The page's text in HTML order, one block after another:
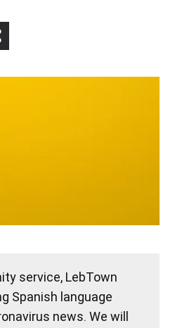
service, LebTown
Spanish language
news. We will